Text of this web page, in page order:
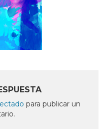
para publicar un